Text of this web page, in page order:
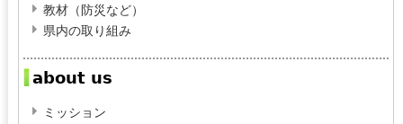
教材（防災など）
県内の取り組み
about us
ミッション